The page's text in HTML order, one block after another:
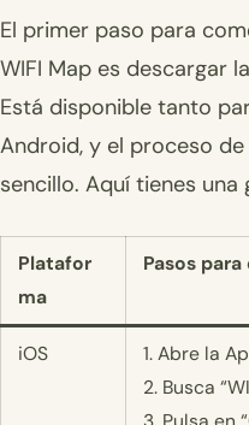
El primer paso para
WIFI Map es descargar
Está disponible tanto
Android, y el proceso
sencillo. Aquí tienes una
Platafor
ma
Pasos
iOS
1. Abre la
2. Busca